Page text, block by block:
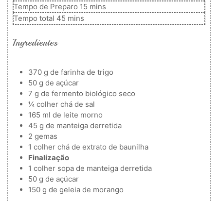
Tempo de Preparo 15 minutos
mins
Tempo total 45 minutos
mins
Ingredientes
370 g de farinha de trigo
50 g de açúcar
7 g de fermento biológico seco
¼ colher chá de sal
165 ml de leite morno
45 g de manteiga derretida
2 gemas
1 colher chá de extrato de baunilha
Finalização
1 colher sopa de manteiga derretida
50 g de açúcar
150 g de geleia de morango